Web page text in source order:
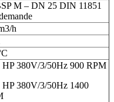
M – DN 25 DIN 11851
h
HP 380V/3/50Hz 900 RPM
HP 380V/3/50Hz 1400